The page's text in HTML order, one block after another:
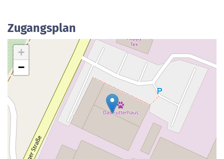
Zugangsplan
+
−